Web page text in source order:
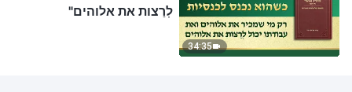
34:35
לְרַצות את אלוהים"